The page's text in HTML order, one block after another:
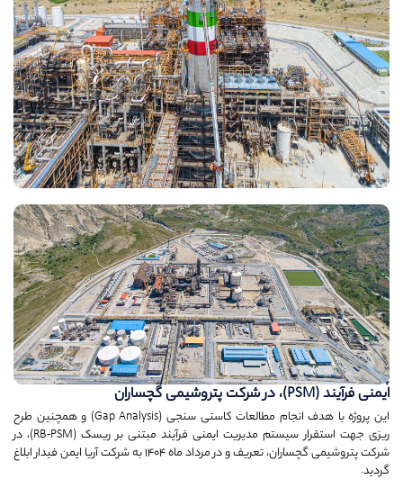
پروژه خدمات مشاوره مهندسی استقرار و پیاده سازی سیستم مدیریت
ایمنی فرآیند (PSM)، در شرکت پتروشیمی گچساران
این پروژه با هدف انجام مطالعات کاستی سنجی (Gap Analysis) و همچنین طرح
ریزی جهت استقرار سیستم مدیریت ایمنی فرآیند مبتنی بر ریسک (RB-PSM)، در
شرکت پتروشیمی گچساران، تعریف و در مرداد ماه 1404 به شرکت آریا ایمن فیدار ابلاغ
گردید.